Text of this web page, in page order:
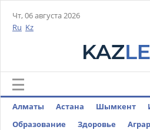
Чт, 06 августа 2026
Ru Kz
Алматы Астана Шымкент
Образование
Здоровье